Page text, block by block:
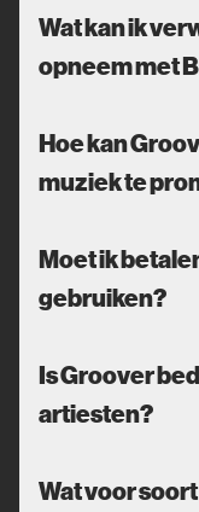
Wat kan ik
opneem met
Hoe kan
muziek te
Moet ik
gebruiken?
Is Groover
artiesten?
Wat voor